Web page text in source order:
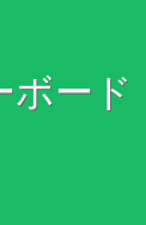
ボード